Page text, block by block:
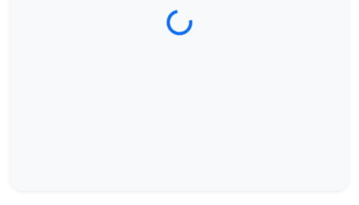
Загрузка трека...